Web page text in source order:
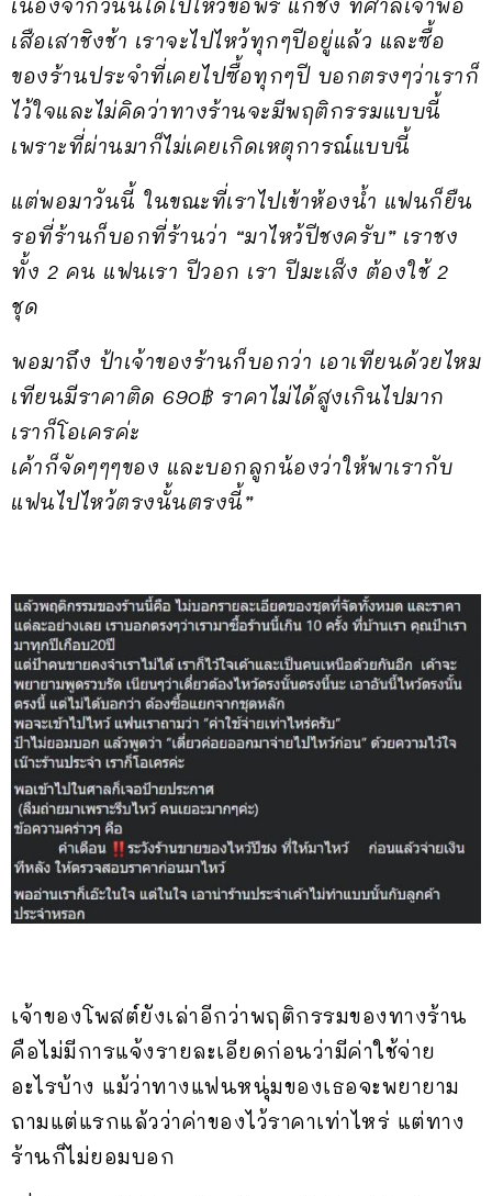
เนื่องจากวันนี้ได้ไปไหว้ขอพร แก้ชง ที่ศาลเจ้าพ่อ
เสือเสาชิงช้า เราจะไปไหว้ทุกๆปีอยู่แล้ว และซื้อ
ของร้านประจำที่เคยไปซื้อทุกๆปี บอกตรงๆว่าเราก็
ไว้ใจและไม่คิดว่าทางร้านจะมีพฤติกรรมแบบนี้
เพราะที่ผ่านมาก็ไม่เคยเกิดเหตุการณ์แบบนี้
แต่พอมาวันนี้ ในขณะที่เราไปเข้าห้องน้ำ แฟนก็ยืน
รอที่ร้านก็บอกที่ร้านว่า “มาไหว้ปีชงครับ” เราชง
ทั้ง 2 คน แฟนเรา ปีวอก เรา ปีมะเส็ง ต้องใช้ 2
ชุด
พอมาถึง ป้าเจ้าของร้านก็บอกว่า เอาเทียนด้วยไหม
เทียนมีราคาติด 690฿ ราคาไม่ได้สูงเกินไปมาก
เราก็โอเครค่ะ
เค้าก็จัดๆๆๆของ และบอกลูกน้องว่าให้พาเรากับ
แฟนไปไหว้ตรงนั้นตรงนี้”
เจ้าของโพสต์ยังเล่าอีกว่าพฤติกรรมของทางร้าน
คือไม่มีการแจ้งรายละเอียดก่อนว่ามีค่าใช้จ่าย
อะไรบ้าง แม้ว่าทางแฟนหนุ่มของเธอจะพยายาม
ถามแต่แรกแล้วว่าค่าของไว้ราคาเท่าไหร่ แต่ทาง
ร้านก็ไม่ยอมบอก